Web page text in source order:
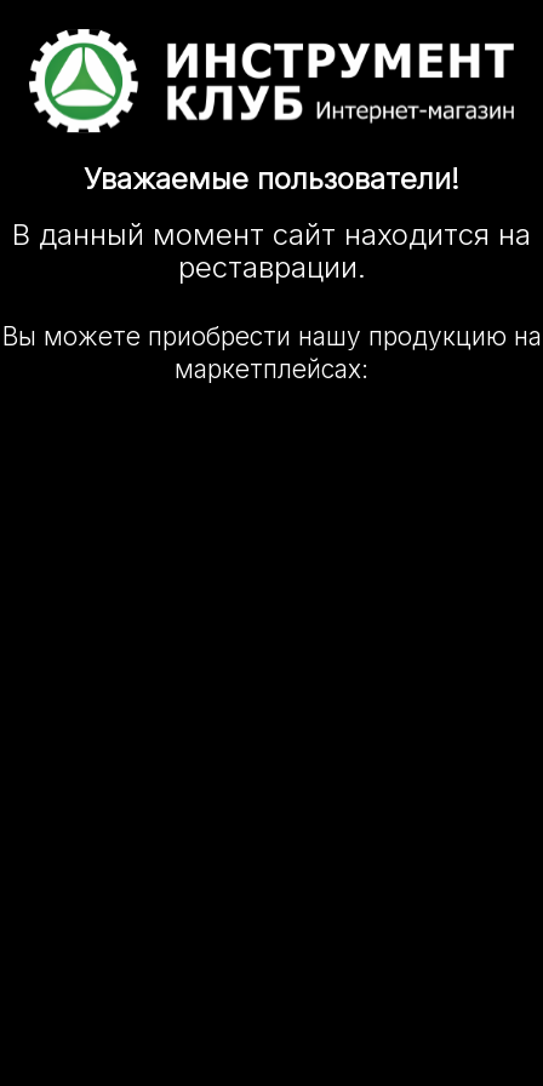
Уважаемые пользователи!
В данный момент сайт находится на
реставрации.
Вы можете приобрести нашу продукцию на
маркетплейсах: